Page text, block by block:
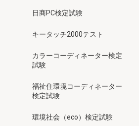
日商PC検定試験
キータッチ2000テスト
カラーコーディネーター検定
試験
福祉住環境コーディネーター
検定試験
環境社会（eco）検定試験